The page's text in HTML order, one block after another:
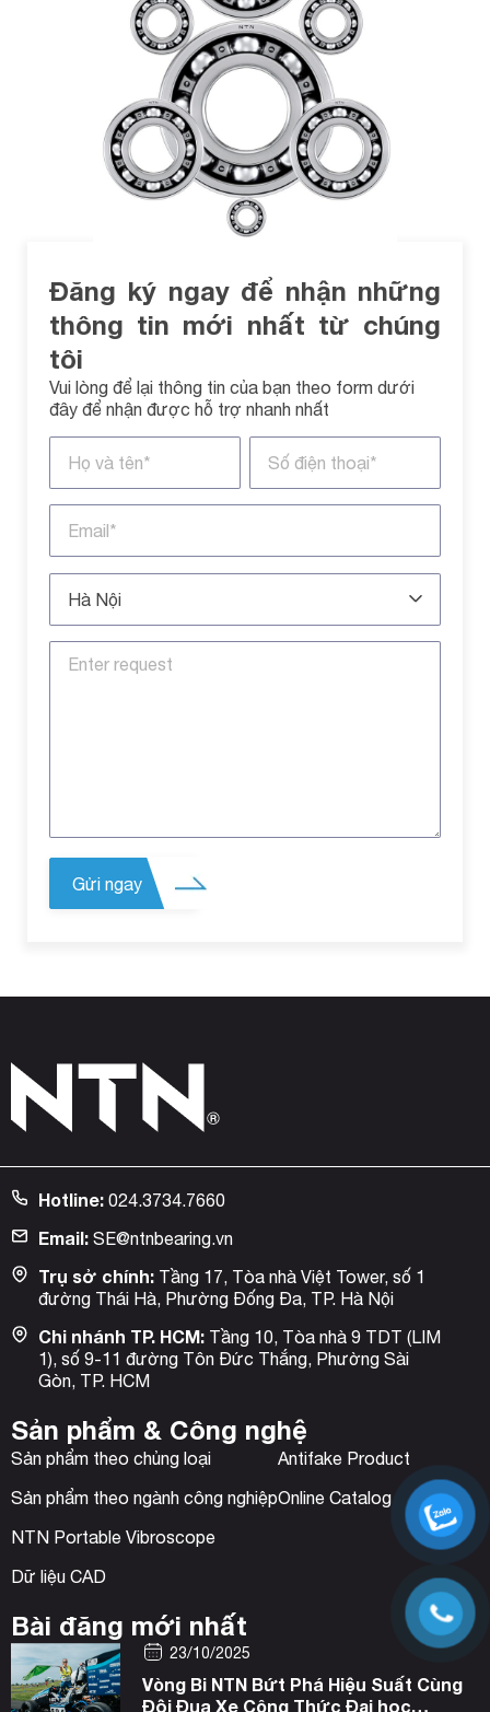
Đăng ký ngay để nhận những
thông tin mới nhất từ chúng
tôi
Vui lòng để lại thông tin của bạn theo form dưới
đây để nhận được hỗ trợ nhanh nhất
Hotline: 024.3734.7660
Email: SE@ntnbearing.vn
Trụ sở chính: Tầng 17, Tòa nhà Việt Tower, số 1
đường Thái Hà, Phường Đống Đa, TP. Hà Nội
Chi nhánh TP. HCM: Tầng 10, Tòa nhà 9 TDT (LIM
1), số 9-11 đường Tôn Đức Thắng, Phường Sài
Gòn, TP. HCM
Sản phẩm & Công nghệ
Sản phẩm theo chủng loại
Sản phẩm theo ngành công nghiệp
NTN Portable Vibroscope
Dữ liệu CAD
Antifake Product
Online Catalog
Bài đăng mới nhất
Vòng Bi NTN Bứt Phá Hiệu Suất Cùng
Đội Đua Xe Công Thức Đại học
23/10/2025